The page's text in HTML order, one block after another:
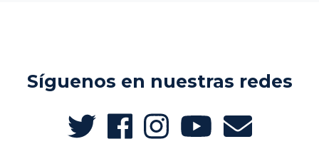
Síguenos en nuestras redes